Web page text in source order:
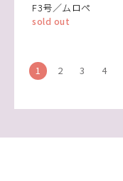
F3号／ムロペ
sold out
1 2 3 4